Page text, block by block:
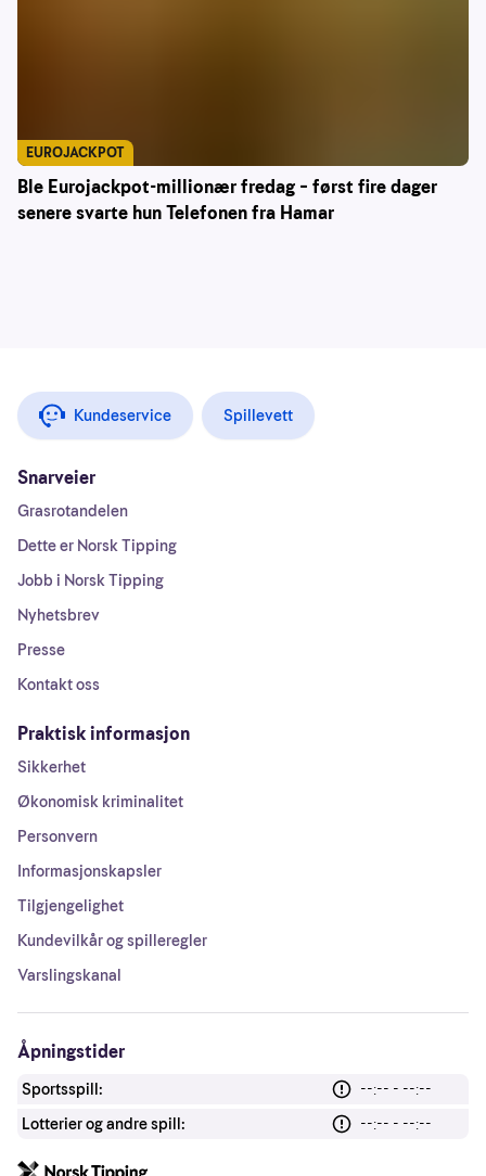
Ble Eurojackpot-millionær fredag – først fire dager
senere svarte hun Telefonen fra Hamar
EUROJACKPOT
Kundeservice Spillevett
Snarveier
Grasrotandelen
Dette er Norsk Tipping
Jobb i Norsk Tipping
Nyhetsbrev
Presse
Kontakt oss
Praktisk informasjon
Sikkerhet
Økonomisk kriminalitet
Personvern
Informasjonskapsler
Tilgjengelighet
Kundevilkår og spilleregler
Varslingskanal
Åpningstider
Sportsspill:
--:-- - --:--
Lotterier og andre spill:
--:-- - --:--